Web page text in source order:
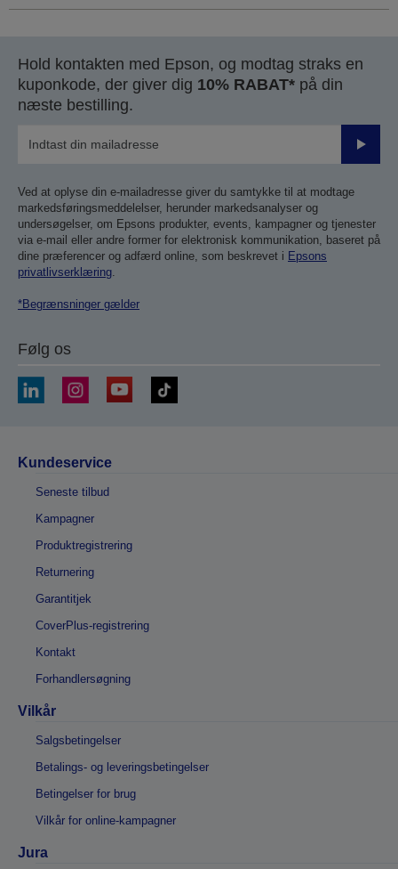
Hold kontakten med Epson, og modtag straks en
kuponkode, der giver dig 10% RABAT* på din
næste bestilling.
Send
Ved at oplyse din e-mailadresse giver du samtykke til at modtage
markedsføringsmeddelelser, herunder markedsanalyser og
undersøgelser, om Epsons produkter, events, kampagner og tjenester
via e-mail eller andre former for elektronisk kommunikation, baseret på
dine præferencer og adfærd online, som beskrevet i Epsons
privatlivserklæring.
*Begrænsninger gælder
Følg os
Kundeservice
Seneste tilbud
Kampagner
Produktregistrering
Returnering
Garantitjek
CoverPlus-registrering
Kontakt
Forhandlersøgning
Vilkår
Salgsbetingelser
Betalings- og leveringsbetingelser
Betingelser for brug
Vilkår for online-kampagner
Jura